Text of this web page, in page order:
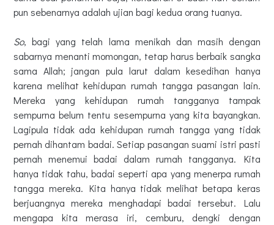
pun sebenarnya adalah ujian bagi kedua orang tuanya.
So, bagi yang telah lama menikah dan masih dengan
sabarnya menanti momongan, tetap harus berbaik sangka
sama Allah; jangan pula larut dalam kesedihan hanya
karena melihat kehidupan rumah tangga pasangan lain.
Mereka yang kehidupan rumah tangganya tampak
sempurna belum tentu sesempurna yang kita bayangkan.
Lagipula tidak ada kehidupan rumah tangga yang tidak
pernah dihantam badai. Setiap pasangan suami istri pasti
pernah menemui badai dalam rumah tangganya. Kita
hanya tidak tahu, badai seperti apa yang menerpa rumah
tangga mereka. Kita hanya tidak melihat betapa keras
berjuangnya mereka menghadapi badai tersebut. Lalu
mengapa kita merasa iri, cemburu, dengki dengan